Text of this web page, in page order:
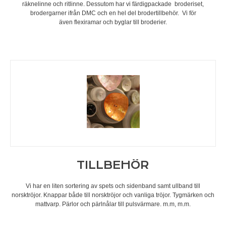
räknelinne och ritlinne. Dessutom har vi färdigpackade broderiset,
brodergarner ifrån DMC och en hel del brodertillbehör. Vi för
även flexiramar och byglar till broderier.
TILLBEHÖR
Vi har en liten sortering av spets och sidenband samt ullband till
norsktröjor. Knappar både till norsktröjor och vanliga tröjor. Tygmärken och
mattvarp. Pärlor och pärlnålar till pulsvärmare. m.m, m.m.